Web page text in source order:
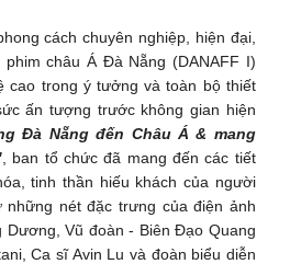
cách chuyên nghiệp, hiện đại,
châu Á Đà Nẵng (DANAFF I)
cao trong ý tưởng và toàn bộ thiết
ấn tượng trước không gian hiện
Đà Nẵng đến Châu Á & mang
,
ban tổ chức đã mang đến các tiết
tinh thần hiếu khách của người
nét đặc trưng của điện ảnh
Dương, Vũ đoàn - Biên Đạo Quang
Ca sĩ Avin Lu và đoàn biểu diễn